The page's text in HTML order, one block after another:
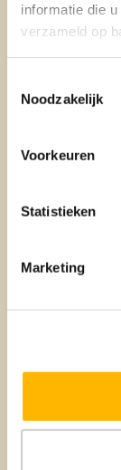
informatie die
verzameld op
Noodzakelijk
Voorkeuren
Statistieken
Marketing